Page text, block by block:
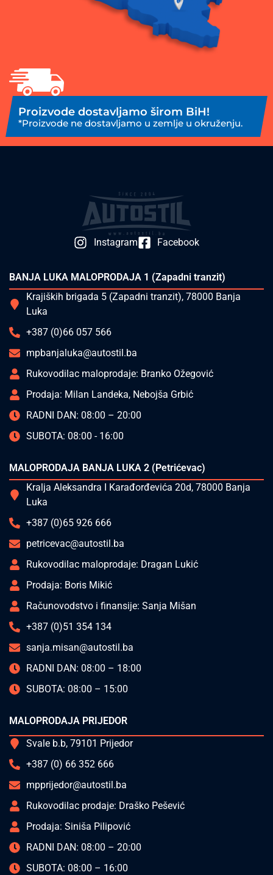
Proizvode dostavljamo širom BiH!
*Proizvode ne dostavljamo u zemlje u okruženju.
Instagram Facebook
BANJA LUKA MALOPRODAJA 1 (Zapadni tranzit)
Krajiških brigada 5 (Zapadni tranzit), 78000 Banja
Luka
+387 (0)66 057 566
mpbanjaluka@autostil.ba
Rukovodilac maloprodaje: Branko Ožegović
Prodaja: Milan Landeka, Nebojša Grbić
RADNI DAN: 08:00 – 20:00
SUBOTA: 08:00 - 16:00
MALOPRODAJA BANJA LUKA 2 (Petrićevac)
Kralja Aleksandra I Karađorđevića 20d, 78000 Banja
Luka
+387 (0)65 926 666
petricevac@autostil.ba
Rukovodilac maloprodaje: Dragan Lukić
Prodaja: Boris Mikić
Računovodstvo i finansije: Sanja Mišan
+387 (0)51 354 134
sanja.misan@autostil.ba
RADNI DAN: 08:00 – 18:00
SUBOTA: 08:00 – 15:00
MALOPRODAJA PRIJEDOR
Svale b.b, 79101 Prijedor
+387 (0) 66 352 666
mpprijedor@autostil.ba
Rukovodilac prodaje: Draško Pešević
Prodaja: Siniša Pilipović
RADNI DAN: 08:00 – 20:00
SUBOTA: 08:00 – 16:00